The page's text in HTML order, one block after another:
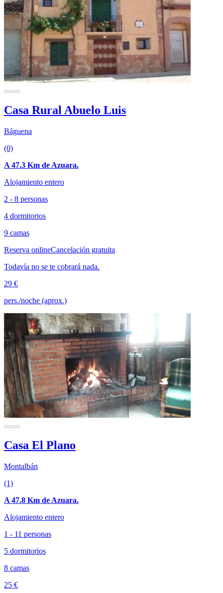
Casa Rural Abuelo Luis
Báguena
(0)
A 47.3 Km de Azuara.
Alojamiento entero
2 - 8 personas
4 dormitorios
9 camas
Reserva onlineCancelación gratuita
Todavía no se te cobrará nada.
29 €
pers./noche (aprox.)
Casa El Plano
Montalbán
(1)
A 47.8 Km de Azuara.
Alojamiento entero
1 - 11 personas
5 dormitorios
8 camas
25 €